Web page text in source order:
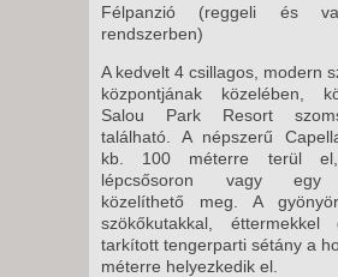
Félpanzió (reggeli és
rendszerben)
A kedvelt 4 csillagos, modern
központjának közelében,
Salou Park Resort
található. A népszerű
kb. 100 méterre terül
lépcsősoron vagy egy
közelíthető meg. A
szökőkutakkal,
tarkított tengerparti sétány a
méterre helyezkedik el.